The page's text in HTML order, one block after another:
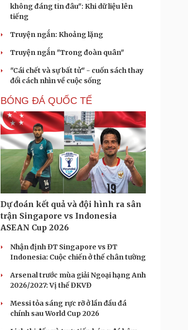
không đáng tin đâu": Khi dữ liệu lên
tiếng
Truyện ngắn: Khoảng lặng
Truyện ngắn "Trong đoàn quân"
"Cái chết và sự bất tử" - cuốn sách thay
đổi cách nhìn về cuộc sống
BÓNG ĐÁ QUỐC TẾ
Dự đoán kết quả và đội hình ra sân
trận Singapore vs Indonesia
ASEAN Cup 2026
Nhận định ĐT Singapore vs ĐT
Indonesia: Cuộc chiến ở thế chân tường
Arsenal trước mùa giải Ngoại hạng Anh
2026/2027: Vị thế ĐKVĐ
Messi tỏa sáng rực rỡ ở lần đầu đá
chính sau World Cup 2026